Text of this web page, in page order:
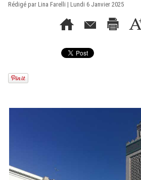
Rédigé par Lina Farelli | Lundi 6 Janvier 2025